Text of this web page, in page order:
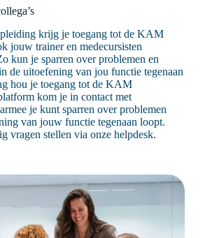
krijg je toegang tot de KAM
jouw trainer en medecursisten
kun je sparren over problemen en
de uitoefening van jou functie tegenaan
hou je toegang tot de KAM
kom je in contact met
je kunt sparren over problemen
van jouw functie tegenaan loopt.
vragen stellen via onze helpdesk.